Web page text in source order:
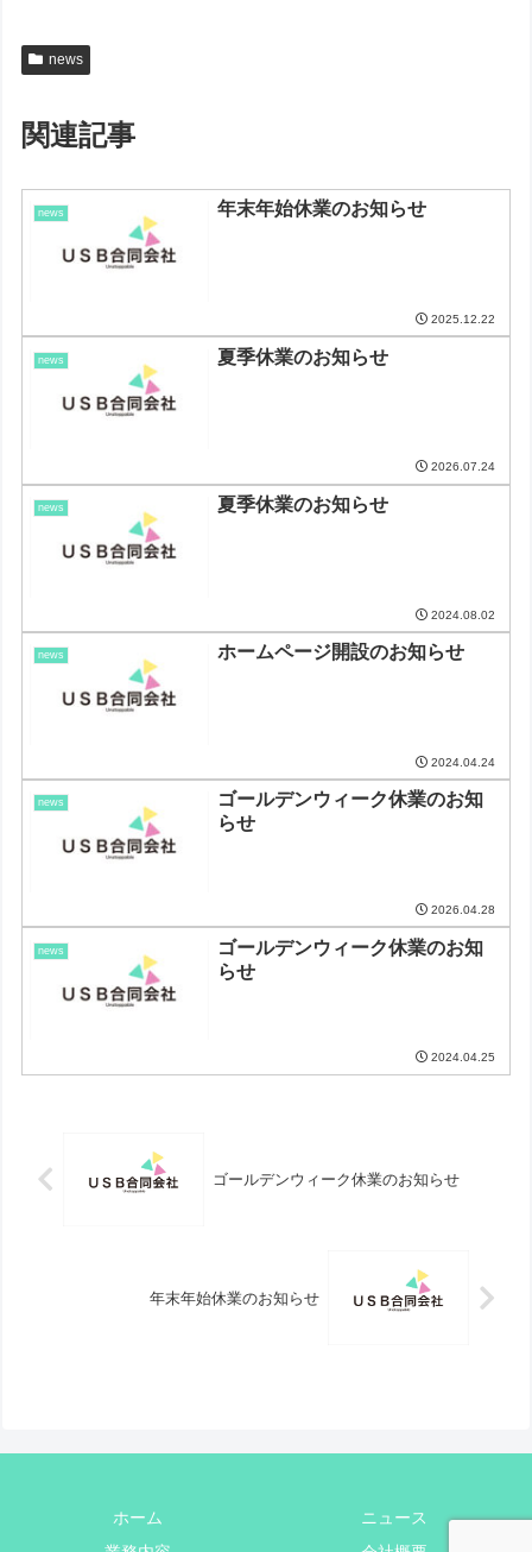
news
関連記事
news 年末年始休業のお知らせ
2025.12.22
news 夏季休業のお知らせ
2026.07.24
news 夏季休業のお知らせ
2024.08.02
news ホームページ開設のお知らせ
2024.04.24
news
ゴールデンウィーク休業のお知
らせ
2026.04.28
news
ゴールデンウィーク休業のお知
らせ
2024.04.25
ゴールデンウィーク休業のお知らせ
年末年始休業のお知らせ
ホーム
ニュース